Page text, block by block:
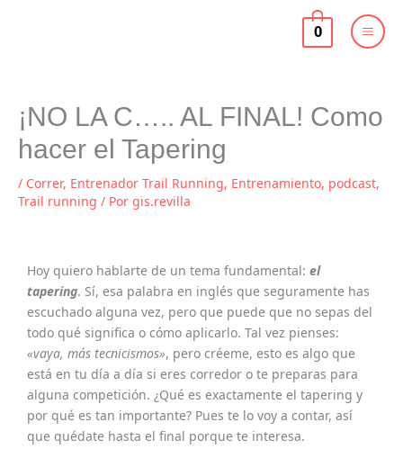
0
¡NO LA C….. AL FINAL! Como
hacer el Tapering
/ Correr, Entrenador Trail Running, Entrenamiento, podcast,
Trail running / Por gis.revilla
Hoy quiero hablarte de un tema fundamental: el
tapering. Sí, esa palabra en inglés que seguramente has
escuchado alguna vez, pero que puede que no sepas del
todo qué significa o cómo aplicarlo. Tal vez pienses:
«vaya, más tecnicismos», pero créeme, esto es algo que
está en tu día a día si eres corredor o te preparas para
alguna competición. ¿Qué es exactamente el tapering y
por qué es tan importante? Pues te lo voy a contar, así
que quédate hasta el final porque te interesa.